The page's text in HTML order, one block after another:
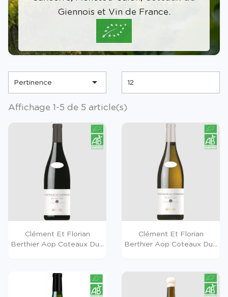
Giennois et Vin de France.
Pertinence  12
Affichage 1-5 de 5 article(s)
Clément Et Florian
Berthier Aop Coteaux Du...
Clément Et Florian
Berthier Aop Coteaux Du...